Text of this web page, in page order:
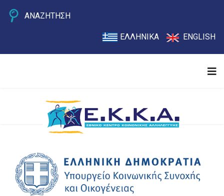
ΑΝΑΖΗΤΗΣΗ
ΕΛΛΗΝΙΚΑ ENGLISH